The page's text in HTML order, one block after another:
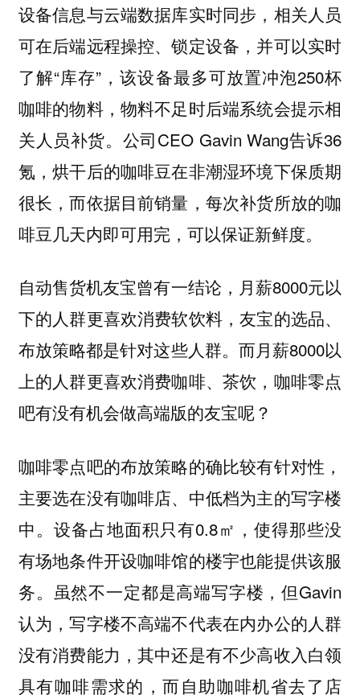
设备信息与云端数据库实时同步，相关人员
可在后端远程操控、锁定设备，并可以实时
了解“库存”，该设备最多可放置冲泡250杯
咖啡的物料，物料不足时后端系统会提示相
关人员补货。公司CEO Gavin Wang告诉36
氪，烘干后的咖啡豆在非潮湿环境下保质期
很长，而依据目前销量，每次补货所放的咖
啡豆几天内即可用完，可以保证新鲜度。
自动售货机友宝曾有一结论，月薪8000元以
下的人群更喜欢消费软饮料，友宝的选品、
布放策略都是针对这些人群。而月薪8000以
上的人群更喜欢消费咖啡、茶饮，咖啡零点
吧有没有机会做高端版的友宝呢？
咖啡零点吧的布放策略的确比较有针对性，
主要选在没有咖啡店、中低档为主的写字楼
中。设备占地面积只有0.8㎡，使得那些没
有场地条件开设咖啡馆的楼宇也能提供该服
务。虽然不一定都是高端写字楼，但Gavin
认为，写字楼不高端不代表在内办公的人群
没有消费能力，其中还是有不少高收入白领
具有咖啡需求的，而自助咖啡机省去了店